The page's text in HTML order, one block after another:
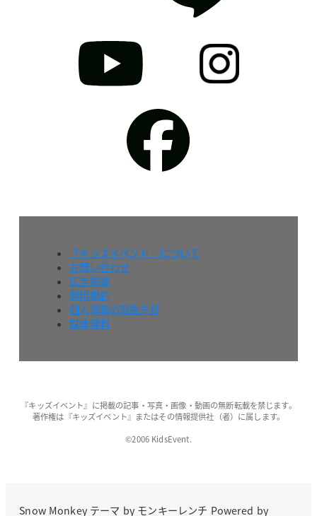
『キッズイベント』について
お問い合わせ
広告掲載
利用規約
個人情報の取扱方針
媒体資料
『キッズイベント』に掲載の記事・写真・画像・動画の無断転載を禁じます。
著作権は『キッズイベント』またはその情報提供社（者）に属します。
©2006 KidsEvent.
Snow Monkeyテーマ by モンキーレンチ Powered by